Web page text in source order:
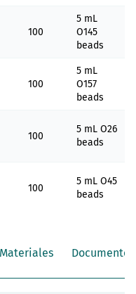
100
5 mL
O145
beads
100
5 mL
O157
beads
100
5 mL O26
beads
100
5 mL O45
beads
Materiales Documentos